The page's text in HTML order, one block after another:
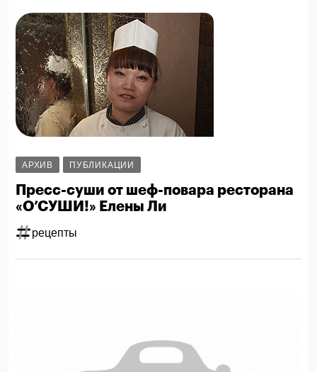
АРХИВ ПУБЛИКАЦИИ
Пресс-суши от шеф-повара ресторана
«О’СУШИ!» Елены Ли
рецепты